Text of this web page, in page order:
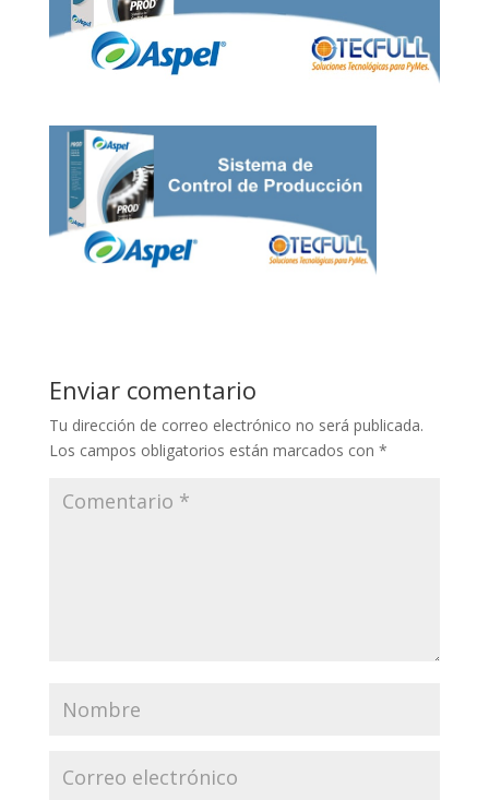
Enviar comentario
Tu dirección de correo electrónico no será publicada.
Los campos obligatorios están marcados con *